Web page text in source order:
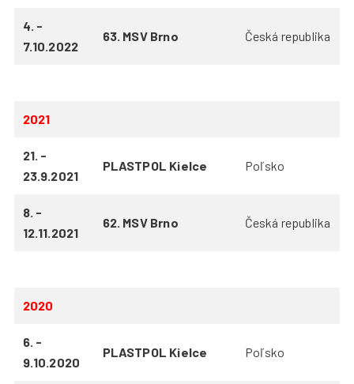
4. -
7.10.2022
63. MSV Brno Česká republika
2021
21. -
23.9.2021
PLASTPOL Kielce Poľsko
8. -
12.11.2021
62. MSV Brno Česká republika
2020
6. -
9.10.2020
PLASTPOL Kielce Poľsko